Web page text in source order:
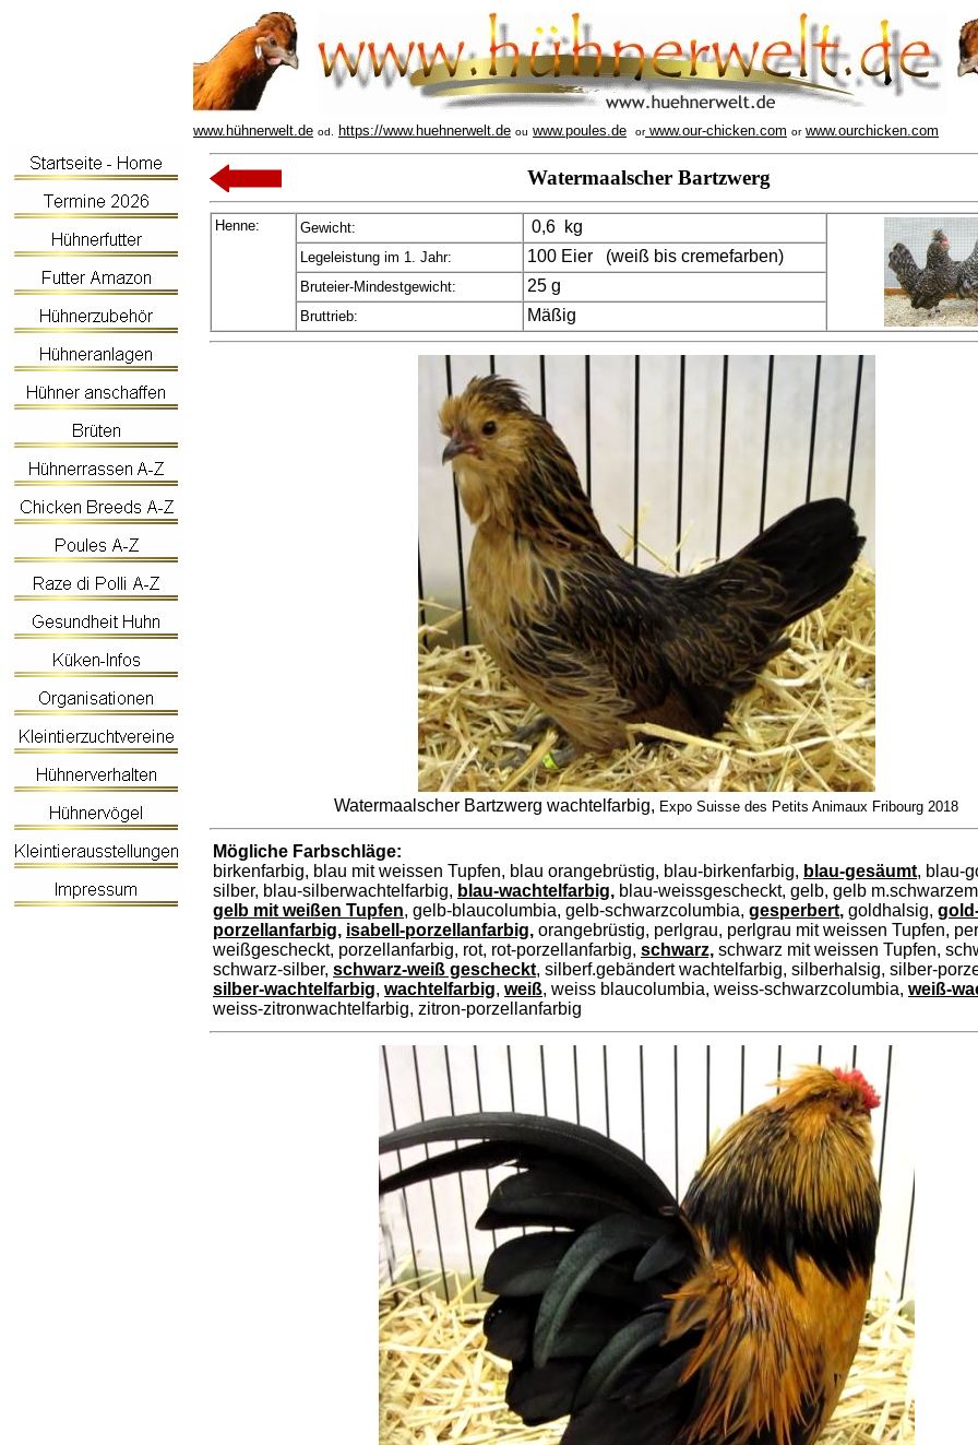
www.hühnerwelt.de od. https://www.huehnerwelt.de ou www.poules.de orwww.our-chicken.com or www.ourchicken.com
Watermaalscher Bartzwerg
Henne: Gewicht: 0,6 kg
Legeleistung im 1. Jahr: 100 Eier (weiß bis cremefarben)
Bruteier-Mindestgewicht: 25 g
Bruttrieb: Mäßig
Watermaalscher Bartzwerg wachtelfarbig, Expo Suisse des Petits Animaux Fribourg 2018
Mögliche Farbschläge:
birkenfarbig, blau mit weissen Tupfen, blau orangebrüstig, blau-birkenfarbig, blau-gesäumt, blau-
silber, blau-silberwachtelfarbig, blau-wachtelfarbig, blau-weissgescheckt, gelb, gelb
gelb mit weißen Tupfen, gelb-blaucolumbia, gelb-schwarzcolumbia, gesperbert, goldhalsig,
porzellanfarbig, isabell-porzellanfarbig, orangebrüstig, perlgrau, perlgrau mit weissen Tupfen,
weißgescheckt, porzellanfarbig, rot, rot-porzellanfarbig, schwarz, schwarz mit weissen Tupfen,
schwarz-silber, schwarz-weiß gescheckt, silberf.gebändert wachtelfarbig, silberhalsig, silber-
silber-wachtelfarbig, wachtelfarbig, weiß, weiss blaucolumbia, weiss-schwarzcolumbia, weiß-
weiss-zitronwachtelfarbig, zitron-porzellanfarbig